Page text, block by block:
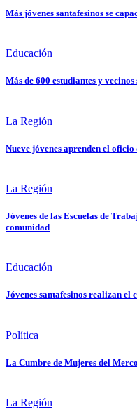
Más jóvenes santafesinos se
Educación
Más de 600 estudiantes y
La Región
Nueve jóvenes aprenden el
La Región
Jóvenes de las Escuelas de
comunidad
Educación
Jóvenes santafesinos realizan
Política
La Cumbre de Mujeres del
La Región